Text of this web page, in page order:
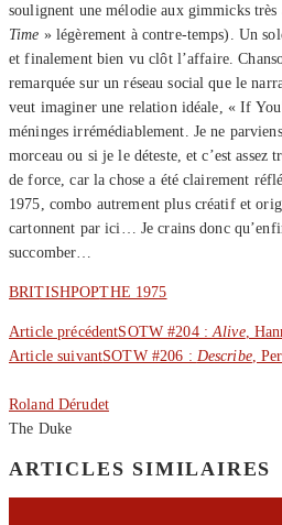
soulignent une mélodie aux gimmicks très
Time » légèrement à contre-temps). Un
et finalement bien vu clôt l’affaire.
remarquée sur un réseau social que le
veut imaginer une relation idéale, « If
méninges irrémédiablement. Je ne
morceau ou si je le déteste, et c’est
de force, car la chose a été clairement
1975, combo autrement plus créatif et
cartonnent par ici… Je crains donc
succomber…
BRITISHPOPTHE 1975
Article précédentSOTW #204 :Alive,
Article suivantSOTW #206 : Describe,
Roland Dérudet
The Duke
ARTICLES SIMILAIRES